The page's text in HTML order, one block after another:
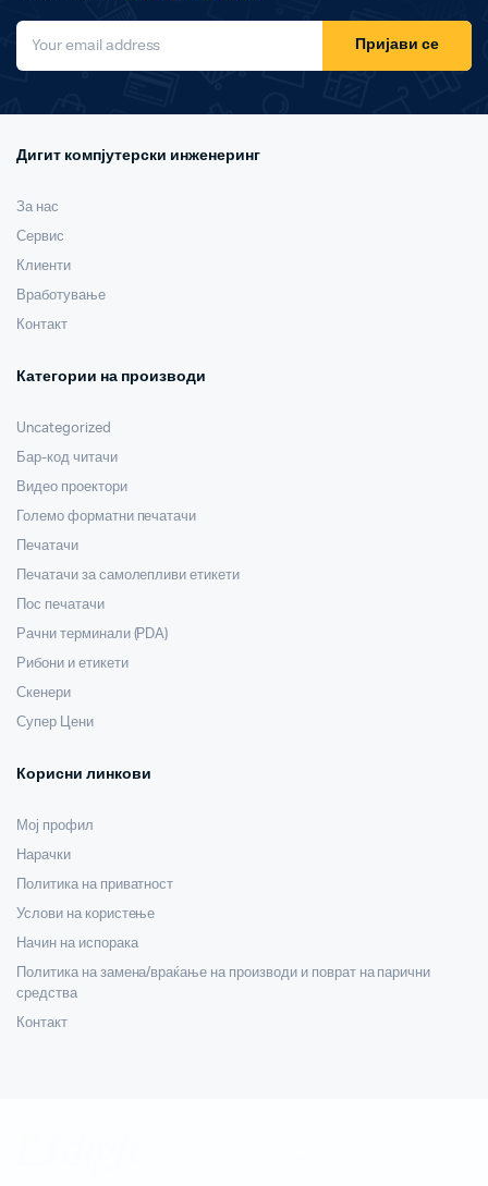
Пријави се
Дигит компјутерски инженеринг
За нас
Сервис
Клиенти
Вработување
Контакт
Категории на производи
Uncategorized
Бар-код читачи
Видео проектори
Големо форматни печатачи
Печатачи
Печатачи за самолепливи етикети
Пос печатачи
Рачни терминали (PDA)
Рибони и етикети
Скенери
Супер Цени
Корисни линкови
Мој профил
Нарачки
Политика на приватност
Услови на користење
Начин на испорака
Политика на замена/враќање на производи и поврат на парични
средства
Контакт